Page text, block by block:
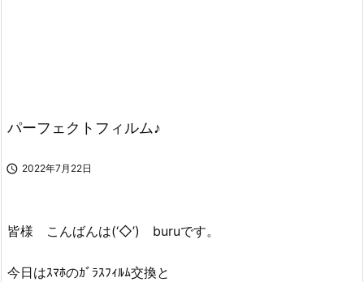
パーフェクトフィルム♪
 2022年7月22日
皆様 こんばんは(‘◇’)ゞburuです。
今日はｽﾏﾎのｶﾞﾗｽﾌｨﾙﾑ交換と